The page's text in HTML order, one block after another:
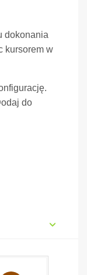
dokonania
kursorem w
do